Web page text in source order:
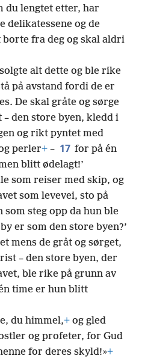
du lengtet etter, har
delikatessene og de
fra deg og skal aldri
alt dette og ble rike
på avstand fordi de er
De skal gråte og sørge
– den store byen, kledd i
og rikt pyntet med
perler+ – 17 for på én
blitt ødelagt!’
som reiser med skip, og
som levevei, sto på
som steg opp da hun ble
er som den store byen?’
mens de gråt og sørget,
– den store byen, der
ble rike på grunn av
time er hun blitt
du himmel,+ og gled
og profeter, for Gud
for deres skyld!»+